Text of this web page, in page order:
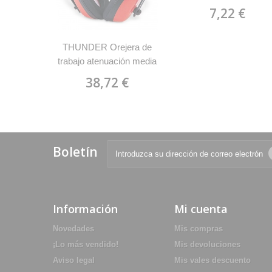
THUNDER Orejera de
trabajo atenuación media
38,72 €
7,22 €
Boletín
Información
Novedades
¡Lo más vendido!
Aviso legal
Mi cuenta
Mis compras
Mis devoluciones
Mis vales descuento